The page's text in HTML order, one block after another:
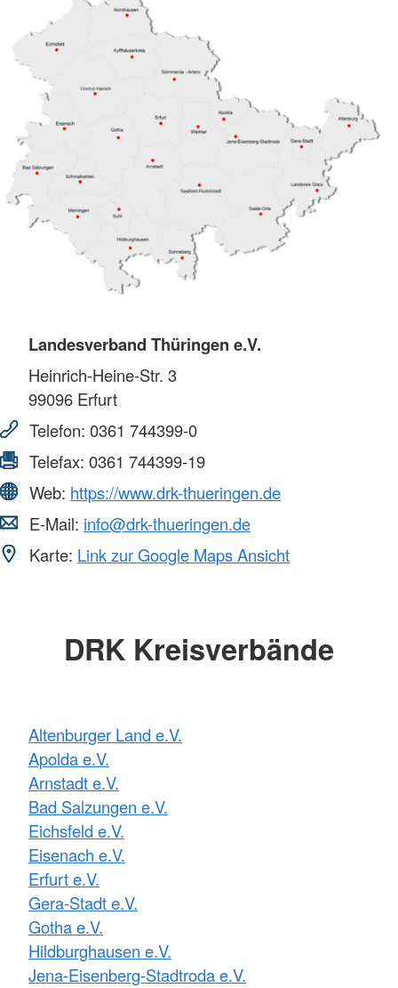
Landesverband Thüringen e.V.
Heinrich-Heine-Str. 3
99096 Erfurt
Telefon: 0361 744399-0
Telefax: 0361 744399-19
Web: https://www.drk-thueringen.de
E-Mail: info@drk-thueringen.de
Karte: Link zur Google Maps Ansicht
DRK Kreisverbände
Altenburger Land e.V.
Apolda e.V.
Arnstadt e.V.
Bad Salzungen e.V.
Eichsfeld e.V.
Eisenach e.V.
Erfurt e.V.
Gera-Stadt e.V.
Gotha e.V.
Hildburghausen e.V.
Jena-Eisenberg-Stadtroda e.V.